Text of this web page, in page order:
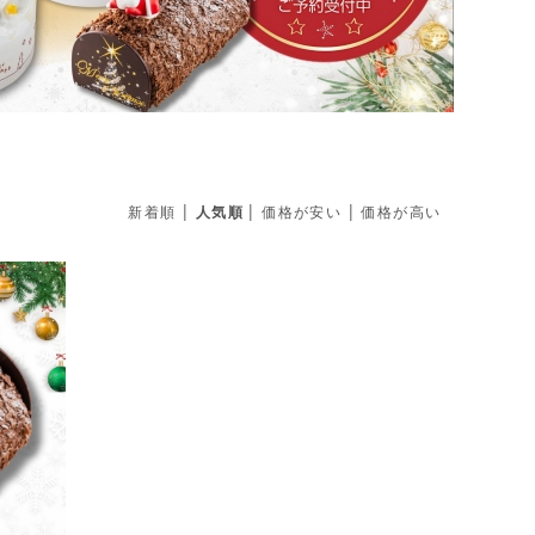
新着順 | 人気順 |価格が安い |価格が高い